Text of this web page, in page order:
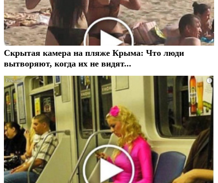
Скрытая камера на пляже Крыма: Что люди
вытворяют, когда их не видят...
i